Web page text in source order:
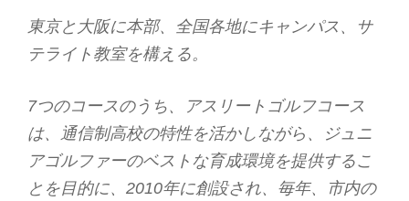
東京と大阪に本部、全国各地にキャンパス、サ
テライト教室を構える。
7つのコースのうち、アスリートゴルフコース
は、通信制高校の特性を活かしながら、ジュニ
アゴルファーのベストな育成環境を提供するこ
とを目的に、2010年に創設され、毎年、市内の